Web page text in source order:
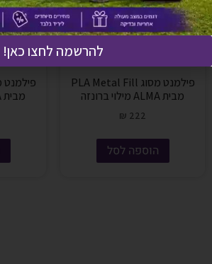
פילמנט מסוג PLA Metal Fill
מבית ALMA מילוי ברונזה
₪ 222
הוספה לסל
מבית ALMA מילוי נחושת
להרשמה לחצו כאן!